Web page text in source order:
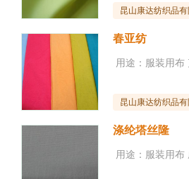
昆山康达纺织品有
春亚纺
昆山康达纺织品有
涤纶塔丝隆